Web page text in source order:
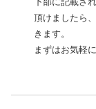
頂けましたら
きます。
まずはお気軽